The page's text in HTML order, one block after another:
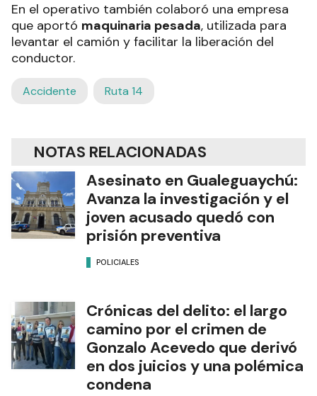
En el operativo también colaboró una empresa
que aportó maquinaria pesada, utilizada para
levantar el camión y facilitar la liberación del
conductor.
Accidente Ruta 14
NOTAS RELACIONADAS
Asesinato en Gualeguaychú:
Avanza la investigación y el
joven acusado quedó con
prisión preventiva
POLICIALES
Crónicas del delito: el largo
camino por el crimen de
Gonzalo Acevedo que derivó
en dos juicios y una polémica
condena